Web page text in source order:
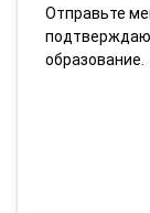
Отправьте
образование.